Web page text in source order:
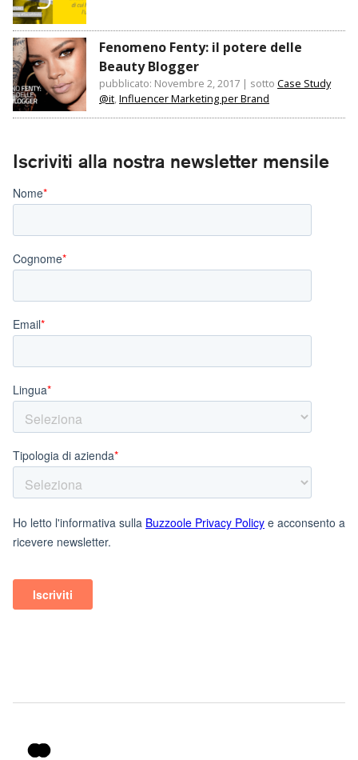
Fenomeno Fenty: il potere delle
Beauty Blogger
pubblicato: Novembre 2, 2017 | sotto Case Study
@it,Influencer Marketing per Brand
Iscriviti alla nostra newsletter mensile